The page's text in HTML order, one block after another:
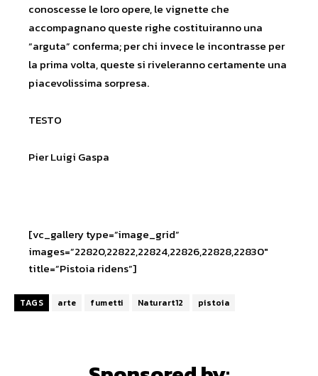
conoscesse le loro opere, le vignette che
accompagnano queste righe costituiranno una
“arguta” conferma; per chi invece le incontrasse per
la prima volta, queste si riveleranno certamente una
piacevolissima sorpresa.
TESTO
Pier Luigi Gaspa
[vc_gallery type=”image_grid”
images=”22820,22822,22824,22826,22828,22830″
title=”Pistoia ridens”]
TAGS arte fumetti Naturart12 pistoia